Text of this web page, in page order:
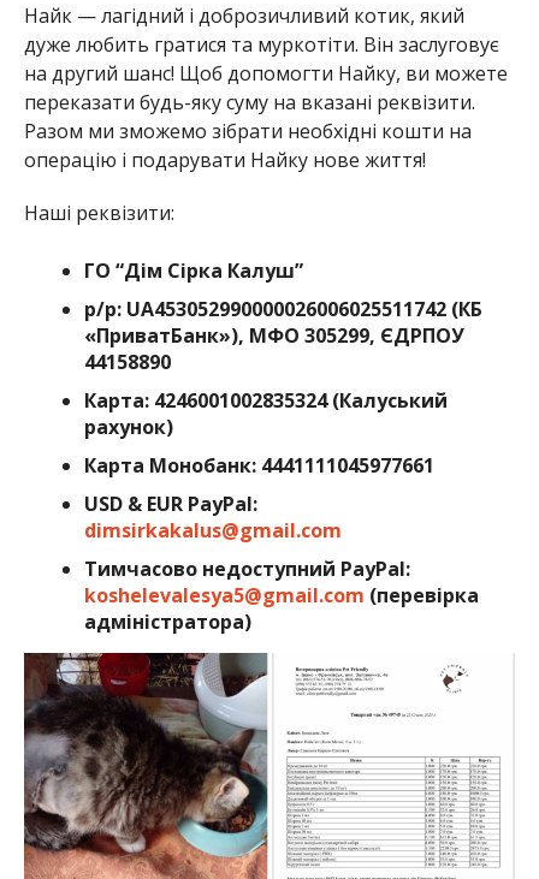
Найк — лагідний і доброзичливий котик, який
дуже любить гратися та муркотіти. Він заслуговує
на другий шанс! Щоб допомогти Найку, ви можете
переказати будь-яку суму на вказані реквізити.
Разом ми зможемо зібрати необхідні кошти на
операцію і подарувати Найку нове життя!
Наші реквізити:
ГО “Дім Сірка Калуш”
р/р: UA453052990000026006025511742 (КБ
«ПриватБанк»), МФО 305299, ЄДРПОУ
44158890
Карта: 4246001002835324 (Калуський
рахунок)
Карта Монобанк: 4441111045977661
USD & EUR PayPal:
dimsirkakalus@gmail.com
Тимчасово недоступний PayPal:
koshelevalesya5@gmail.com (перевірка
адміністратора)